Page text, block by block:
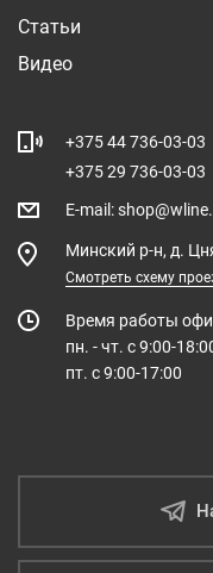
Статьи
Видео
+375 44 736-03-03
+375 29 736-03-03
E-mail :
Минский р-н, д.
Смотреть схему
Время работы
пн. - чт. с 9:00-
пт. с 9:00-17:00